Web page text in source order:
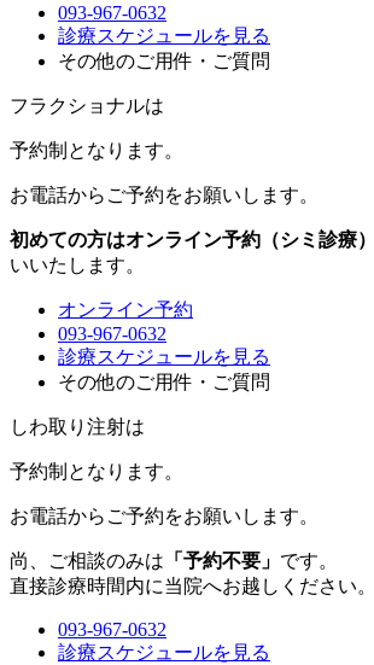
093-967-0632
診療スケジュールを見る
その他のご用件・ご質問
フラクショナルは
予約制 となります。
お電話からご予約をお願いします。
初めての方はオンライン予約（シミ診療）
いいたします。
オンライン予約
093-967-0632
診療スケジュールを見る
その他のご用件・ご質問
しわ取り注射は
予約制 となります。
お電話からご予約をお願いします。
尚、ご相談のみは 「予約不要」 です。
直接診療時間内に当院へお越しください。
093-967-0632
診療スケジュールを見る